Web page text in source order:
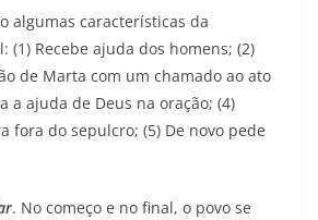
algumas características da
(1) Recebe ajuda dos homens; (2)
de Marta com um chamado ao ato
a ajuda de Deus na oração; (4)
fora do sepulcro; (5) De novo pede
. No começo e no final, o povo se